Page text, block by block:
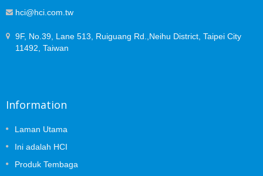
hci@hci.com.tw
9F, No.39, Lane 513, Ruiguang Rd.,Neihu District, Taipei City
11492, Taiwan
Information
Laman Utama
Ini adalah HCI
Produk Tembaga